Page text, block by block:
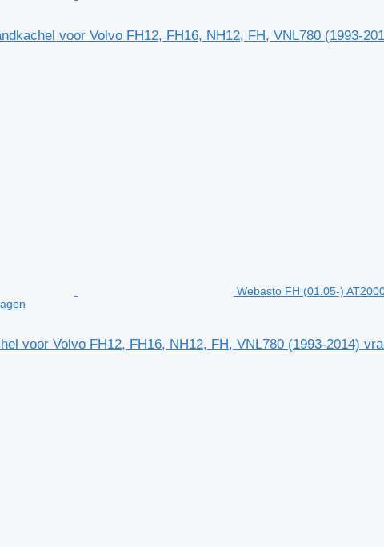
voor Volvo FH12, FH16, NH12, FH, VNL780 (1993-
Webasto FH (01.05-)
voor Volvo FH12, FH16, NH12, FH, VNL780 (1993-2014)